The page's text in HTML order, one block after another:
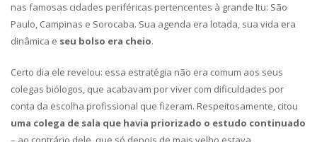
nas famosas cidades periféricas pertencentes à grande Itu: São
Paulo, Campinas e Sorocaba. Sua agenda era lotada, sua vida era
dinâmica e seu bolso era cheio.
Certo dia ele revelou: essa estratégia não era comum aos seus
colegas biólogos, que acabavam por viver com dificuldades por
conta da escolha profissional que fizeram. Respeitosamente, citou
uma colega de sala que havia priorizado o estudo continuado